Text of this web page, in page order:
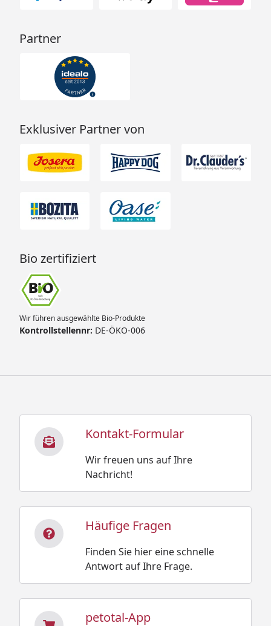
Partner
Exklusiver Partner von
Bio zertifiziert
Wir führen ausgewählte Bio-Produkte
Kontrollstellennr: DE-ÖKO-006
Kontakt-Formular
Wir freuen uns auf Ihre
Nachricht!
Häufige Fragen
Finden Sie hier eine schnelle
Antwort auf Ihre Frage.
petotal-App